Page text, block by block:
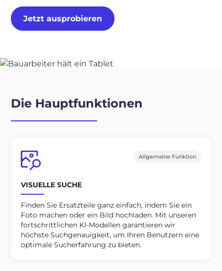
Jetzt ausprobieren
Die Hauptfunktionen
Allgemeine Funktion
VISUELLE SUCHE
Finden Sie Ersatzteile ganz einfach, indem Sie ein
Foto machen oder ein Bild hochladen. Mit unseren
fortschrittlichen KI-Modellen garantieren wir
höchste Suchgenauigkeit, um Ihren Benutzern eine
optimale Sucherfahrung zu bieten.